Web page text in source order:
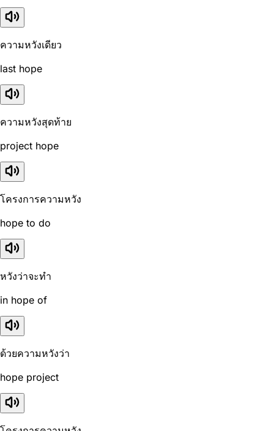
ความหวังเดียว
last hope
ความหวังสุดท้าย
project hope
โครงการความหวัง
hope to do
หวังว่าจะทำ
in hope of
ด้วยความหวังว่า
hope project